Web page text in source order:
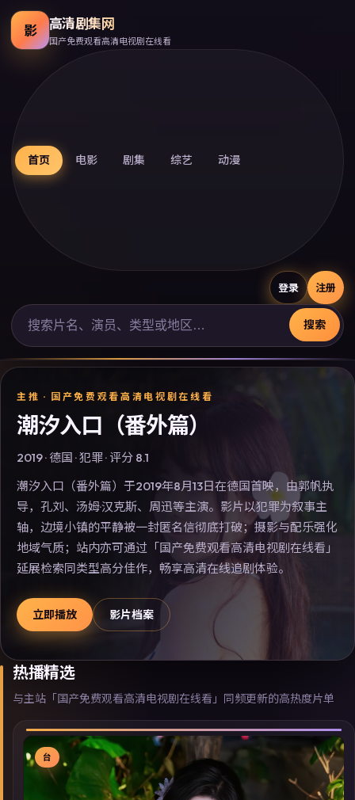
影 高清剧集网
国产免费观看高清电视剧在线看
首页 电影 剧集 综艺 动漫
登录 注册
搜索
主推 · 国产免费观看高清电视剧在线看
潮汐入口（番外篇）
2019· 德国 ·犯罪· 评分 8.1
潮汐入口（番外篇）于2019年8月13日在德国首映，由郭帆执
导，孔刘、汤姆·汉克斯、周迅等主演。影片以犯罪为叙事主
轴，边境小镇的平静被一封匿名信彻底打破；摄影与配乐强化
地域气质；站内亦可通过「国产免费观看高清电视剧在线看」
延展检索同类型高分佳作，畅享高清在线追剧体验。
立即播放 影片档案
热播精选
与主站「国产免费观看高清电视剧在线看」同频更新的高热度片单
台